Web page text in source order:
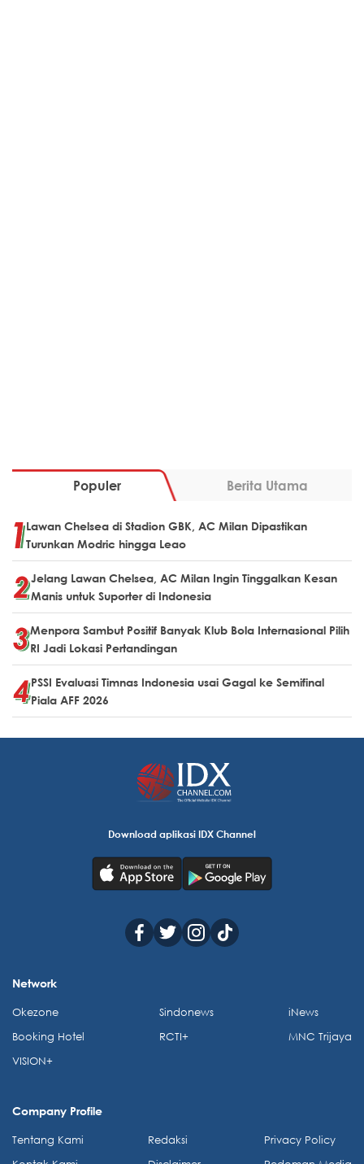
Populer Berita Utama
Lawan Chelsea di Stadion GBK, AC Milan Dipastikan
Turunkan Modric hingga Leao
Jelang Lawan Chelsea, AC Milan Ingin Tinggalkan Kesan
Manis untuk Suporter di Indonesia
Menpora Sambut Positif Banyak Klub Bola Internasional Pilih
RI Jadi Lokasi Pertandingan
PSSI Evaluasi Timnas Indonesia usai Gagal ke Semifinal
Piala AFF 2026
Download aplikasi IDX Channel
Network
Okezone
Booking Hotel
VISION+
Sindonews
RCTI+
iNews
MNC Trijaya
Company Profile
Tentang Kami
Redaksi
Privacy Policy